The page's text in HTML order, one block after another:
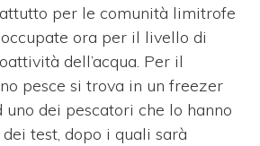
per le comunità limitrofe
ora per il livello di
dell’acqua. Per il
pesce si trova in un freezer
dei pescatori che lo hanno
test, dopo i quali sarà